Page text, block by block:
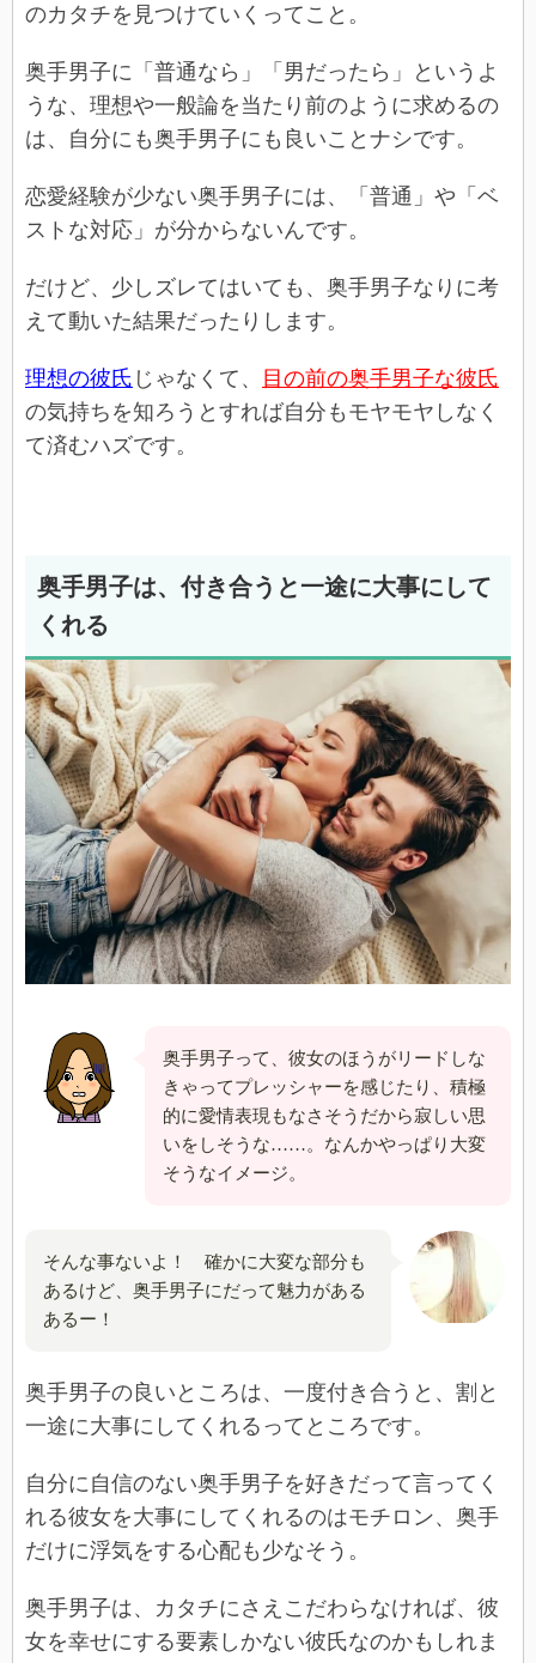
のカタチを見つけていくってこと。
奥手男子に「普通なら」「男だったら」というよ
うな、理想や一般論を当たり前のように求めるの
は、自分にも奥手男子にも良いことナシです。
恋愛経験が少ない奥手男子には、「普通」や「ベ
ストな対応」が分からないんです。
だけど、少しズレてはいても、奥手男子なりに考
えて動いた結果だったりします。
理想の彼氏 じゃなくて、 目の前の奥手男子な彼氏
の気持ちを知ろうとすれば自分もモヤモヤしなく
て済むハズです。
奥手男子は、付き合うと一途に大事にして
くれる
奥手男子って、彼女のほうがリードしな
きゃってプレッシャーを感じたり、積極
的に愛情表現もなさそうだから寂しい思
いをしそうな……。なんかやっぱり大変
そうなイメージ。
そんな事ないよ！ 確かに大変な部分も
あるけど、奥手男子にだって魅力がある
あるー！
奥手男子の良いところは、一度付き合うと、割と
一途に大事にしてくれるってところです。
自分に自信のない奥手男子を好きだって言ってく
れる彼女を大事にしてくれるのはモチロン、奥手
だけに浮気をする心配も少なそう。
奥手男子は、カタチにさえこだわらなければ、彼
女を幸せにする要素しかない彼氏なのかもしれま